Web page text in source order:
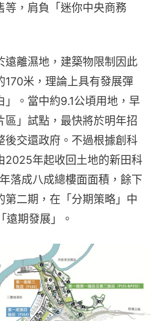
等，肩負「迷你中央商務
遠離濕地，建築物限制因此
170米，理論上具有發展彈
。當中約9.1公頃用地，早
區」試點，最快將於明年招
後交還政府。不過根據創科
2025年起收回土地的新田科
落成八成總樓面面積，餘下
第二期，在「分期策略」中
遠期發展」。